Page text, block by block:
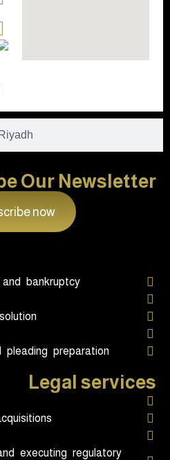
Riyadh
Our Newsletter
now
and bankruptcy
pleading preparation
Legal services
executing regulatory